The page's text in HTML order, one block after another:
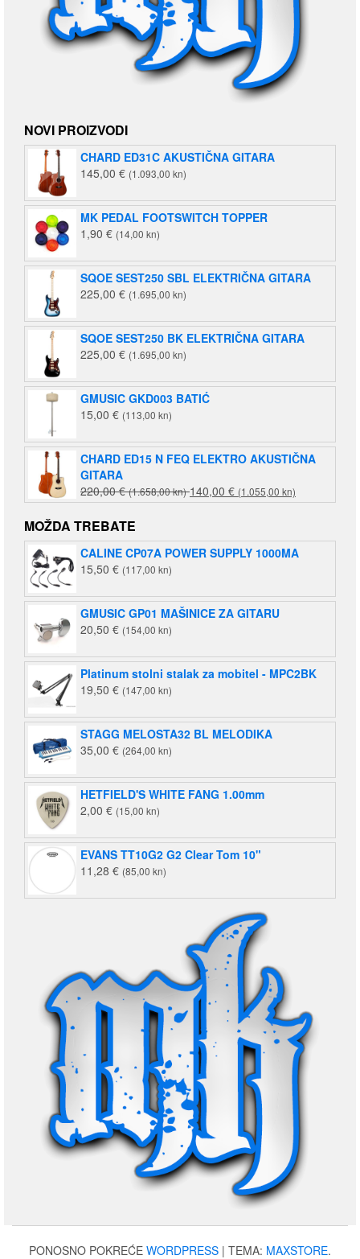
NOVI PROIZVODI
CHARD ED31C AKUSTIČNA GITARA
145,00 € (1.093,00 kn)
MK PEDAL FOOTSWITCH TOPPER
1,90 € (14,00 kn)
SQOE SEST250 SBL ELEKTRIČNA GITARA
225,00 € (1.695,00 kn)
SQOE SEST250 BK ELEKTRIČNA GITARA
225,00 € (1.695,00 kn)
GMUSIC GKD003 BATIĆ
15,00 € (113,00 kn)
CHARD ED15 N FEQ ELEKTRO AKUSTIČNA
GITARA
220,00€ (1.658,00 kn)Izvorna
cijena
je:
220,00 €
140,00 € (1.055,00 kn)
cijena
140,00 €
(1.055,00
MOŽDA TREBATE
CALINE CP07A POWER SUPPLY 1000MA
15,50 € (117,00 kn)
GMUSIC GP01 MAŠINICE ZA GITARU
20,50 € (154,00 kn)
Platinum stolni stalak za mobitel - MPC2BK
19,50 € (147,00 kn)
STAGG MELOSTA32 BL MELODIKA
35,00 € (264,00 kn)
HETFIELD'S WHITE FANG 1.00mm
2,00 € (15,00 kn)
EVANS TT10G2 G2 Clear Tom 10"
11,28 € (85,00 kn)
PONOSNO POKREĆE WORDPRESS | TEMA: MAXSTORE.